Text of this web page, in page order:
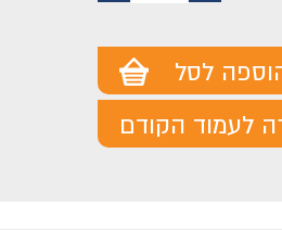
לסל
לעמוד הקודם